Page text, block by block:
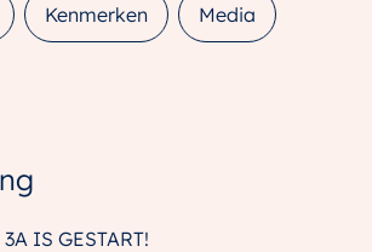
Kenmerken Media
IS GESTART!